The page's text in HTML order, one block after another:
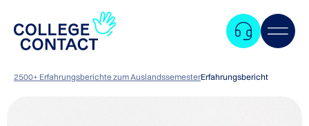
2500+ Erfahrungsberichte zum AuslandssemesterErfahrungsbericht